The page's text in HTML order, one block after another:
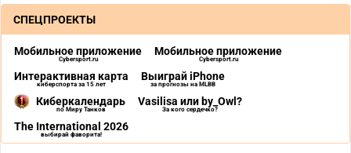
СПЕЦПРОЕКТЫ
Мобильное приложение
Cybersport.ru
Мобильное приложение
Cybersport.ru
Интерактивная карта
киберспорта за 15 лет
Выиграй iPhone
за прогнозы на MLBB
Киберкалендарь
по Миру Танков
Vasilisa или by_Owl?
За кого сердечко?
The International 2026
выбирай фаворита!